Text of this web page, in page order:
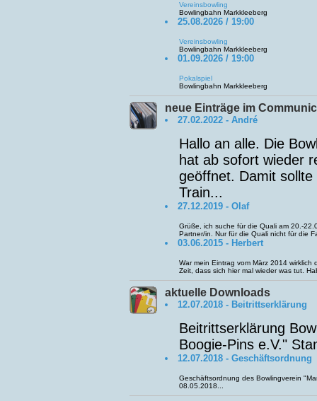
Vereinsbowling
Bowlingbahn Markkleeberg
25.08.2026 / 19:00
Vereinsbowling
Bowlingbahn Markkleeberg
01.09.2026 / 19:00
Pokalspiel
Bowlingbahn Markkleeberg
neue Einträge im
27.02.2022 - André
Hallo an alle. Die
hat ab sofort wieder
geöffnet. Damit
Train...
27.12.2019 - Olaf
Grüße, ich suche für die Quali am 20.-
Partner/in. Nur für die Quali nicht für die
03.06.2015 - Herbert
War mein Eintrag vom März 2014
Zeit, dass sich hier mal wieder was tut.
aktuelle Downloads
12.07.2018 - Beitrittserklärung
Beitrittserklärung
Boogie-Pins e.V."
12.07.2018 - Geschäftsordnung
Geschäftsordnung des Bowlingverein
08.05.2018...